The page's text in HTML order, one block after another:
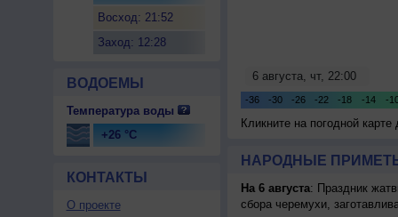
Восход: 21:52
Заход: 12:28
ВОДОЕМЫ
Температура воды
+26 °C
КОНТАКТЫ
О проекте
Кликните на погодной
НАРОДНЫЕ
На 6 августа: Праздник
сбора черемухи,